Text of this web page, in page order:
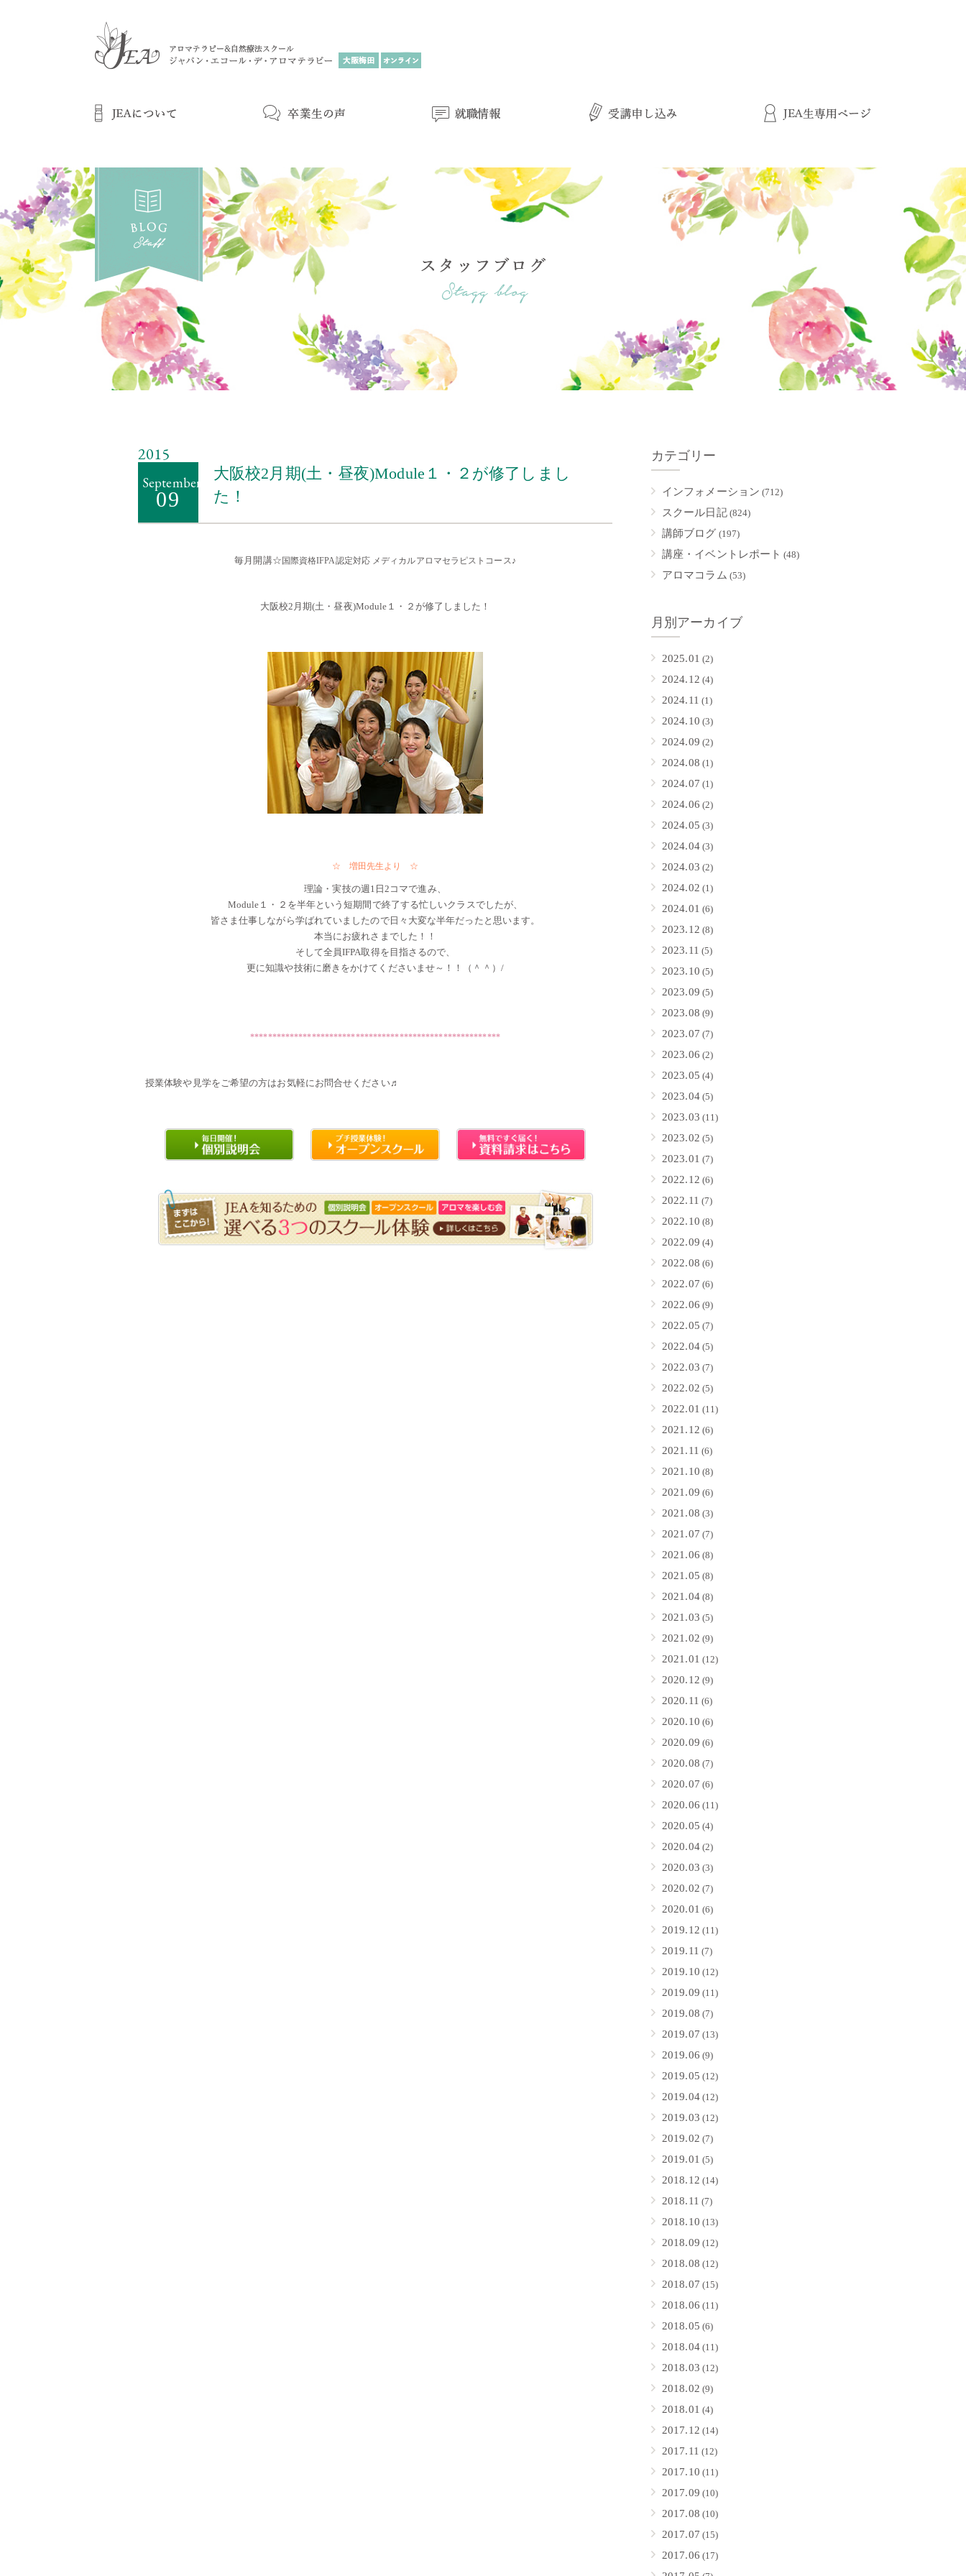
2015
September
09
大阪校2月期(土・昼夜)Module１・２が修了しまし
た！
毎月開講☆ 国際資格IFPA認定対応 メディカルアロマセラピストコース♪
大阪校2月期(土・昼夜)Module１・２が修了しました！
☆ 増田先生より ☆
理論・実技の週1日2コマで進み、
Module１・２を半年という短期間で終了する忙しいクラスでしたが、
皆さま仕事しながら学ばれていましたので日々大変な半年だったと思います。
本当にお疲れさまでした！！
そして全員IFPA取得を目指さるので、
更に知識や技術に磨きをかけてくださいませ～！！（＾＾）/
*********************************************************
授業体験や見学をご希望の方はお気軽にお問合せください♬
カテゴリー
インフォメーション (712)
スクール日記(824)
講師ブログ (197)
講座・イベントレポート (48)
アロマコラム (53)
月別アーカイブ
2025.01 (2)
2024.12 (4)
2024.11 (1)
2024.10 (3)
2024.09 (2)
2024.08 (1)
2024.07 (1)
2024.06 (2)
2024.05 (3)
2024.04(3)
2024.03 (2)
2024.02 (1)
2024.01 (6)
2023.12 (8)
2023.11 (5)
2023.10 (5)
2023.09 (5)
2023.08 (9)
2023.07 (7)
2023.06 (2)
2023.05 (4)
2023.04(5)
2023.03 (11)
2023.02 (5)
2023.01 (7)
2022.12 (6)
2022.11 (7)
2022.10 (8)
2022.09 (4)
2022.08 (6)
2022.07 (6)
2022.06 (9)
2022.05 (7)
2022.04(5)
2022.03 (7)
2022.02 (5)
2022.01 (11)
2021.12 (6)
2021.11 (6)
2021.10 (8)
2021.09 (6)
2021.08 (3)
2021.07 (7)
2021.06 (8)
2021.05 (8)
2021.04(8)
2021.03 (5)
2021.02 (9)
2021.01 (12)
2020.12 (9)
2020.11 (6)
2020.10 (6)
2020.09 (6)
2020.08 (7)
2020.07 (6)
2020.06 (11)
2020.05 (4)
2020.04(2)
2020.03 (3)
2020.02 (7)
2020.01 (6)
2019.12 (11)
2019.11 (7)
2019.10 (12)
2019.09 (11)
2019.08 (7)
2019.07 (13)
2019.06 (9)
2019.05 (12)
2019.04(12)
2019.03 (12)
2019.02 (7)
2019.01 (5)
2018.12 (14)
2018.11 (7)
2018.10 (13)
2018.09 (12)
2018.08 (12)
2018.07 (15)
2018.06 (11)
2018.05 (6)
2018.04(11)
2018.03 (12)
2018.02 (9)
2018.01 (4)
2017.12 (14)
2017.11 (12)
2017.10 (11)
2017.09 (10)
2017.08 (10)
2017.07 (15)
2017.06 (17)